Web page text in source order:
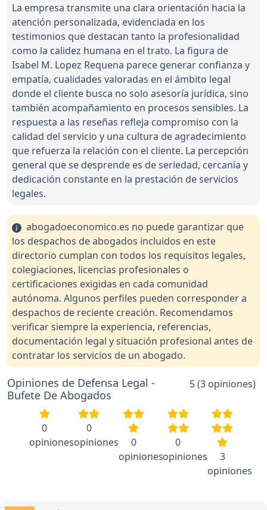
La empresa transmite una clara orientación hacia la
atención personalizada, evidenciada en los
testimonios que destacan tanto la profesionalidad
como la calidez humana en el trato. La figura de
Isabel M. Lopez Requena parece generar confianza y
empatía, cualidades valoradas en el ámbito legal
donde el cliente busca no solo asesoría jurídica, sino
también acompañamiento en procesos sensibles. La
respuesta a las reseñas refleja compromiso con la
calidad del servicio y una cultura de agradecimiento
que refuerza la relación con el cliente. La percepción
general que se desprende es de seriedad, cercanía y
dedicación constante en la prestación de servicios
legales.
abogadoeconomico.es no puede garantizar que
los despachos de abogados incluidos en este
directorio cumplan con todos los requisitos legales,
colegiaciones, licencias profesionales o
certificaciones exigidas en cada comunidad
autónoma. Algunos perfiles pueden corresponder a
despachos de reciente creación. Recomendamos
verificar siempre la experiencia, referencias,
documentación legal y situación profesional antes de
contratar los servicios de un abogado.
Opiniones de Defensa Legal -
Bufete De Abogados
5 (3 opiniones)
0
opiniones
0
opiniones
0
opiniones
0
opiniones
3
opiniones